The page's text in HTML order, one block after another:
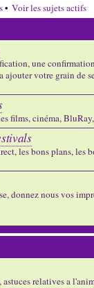
• Voir les sujets actifs
une
ajouter votre grain de
films, cinéma,
les bons plans, les
donnez nous vos
relatives a